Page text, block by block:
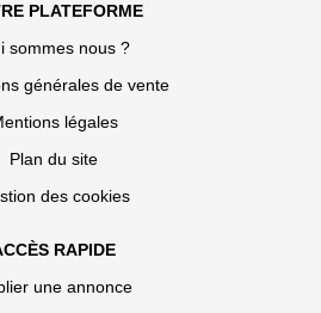
PLATEFORME
sommes nous ?
générales de vente
légales
Plan du site
des cookies
RAPIDE
une annonce